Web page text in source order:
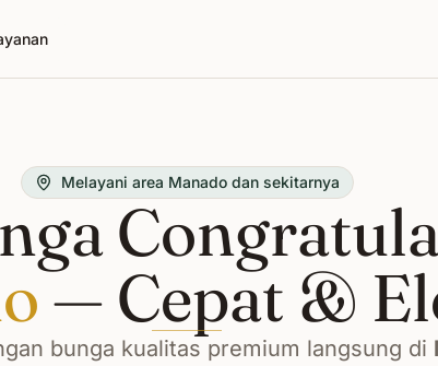
Melayani area Manado dan sekitarnya
— Cepat &
bunga kualitas premium langsung di